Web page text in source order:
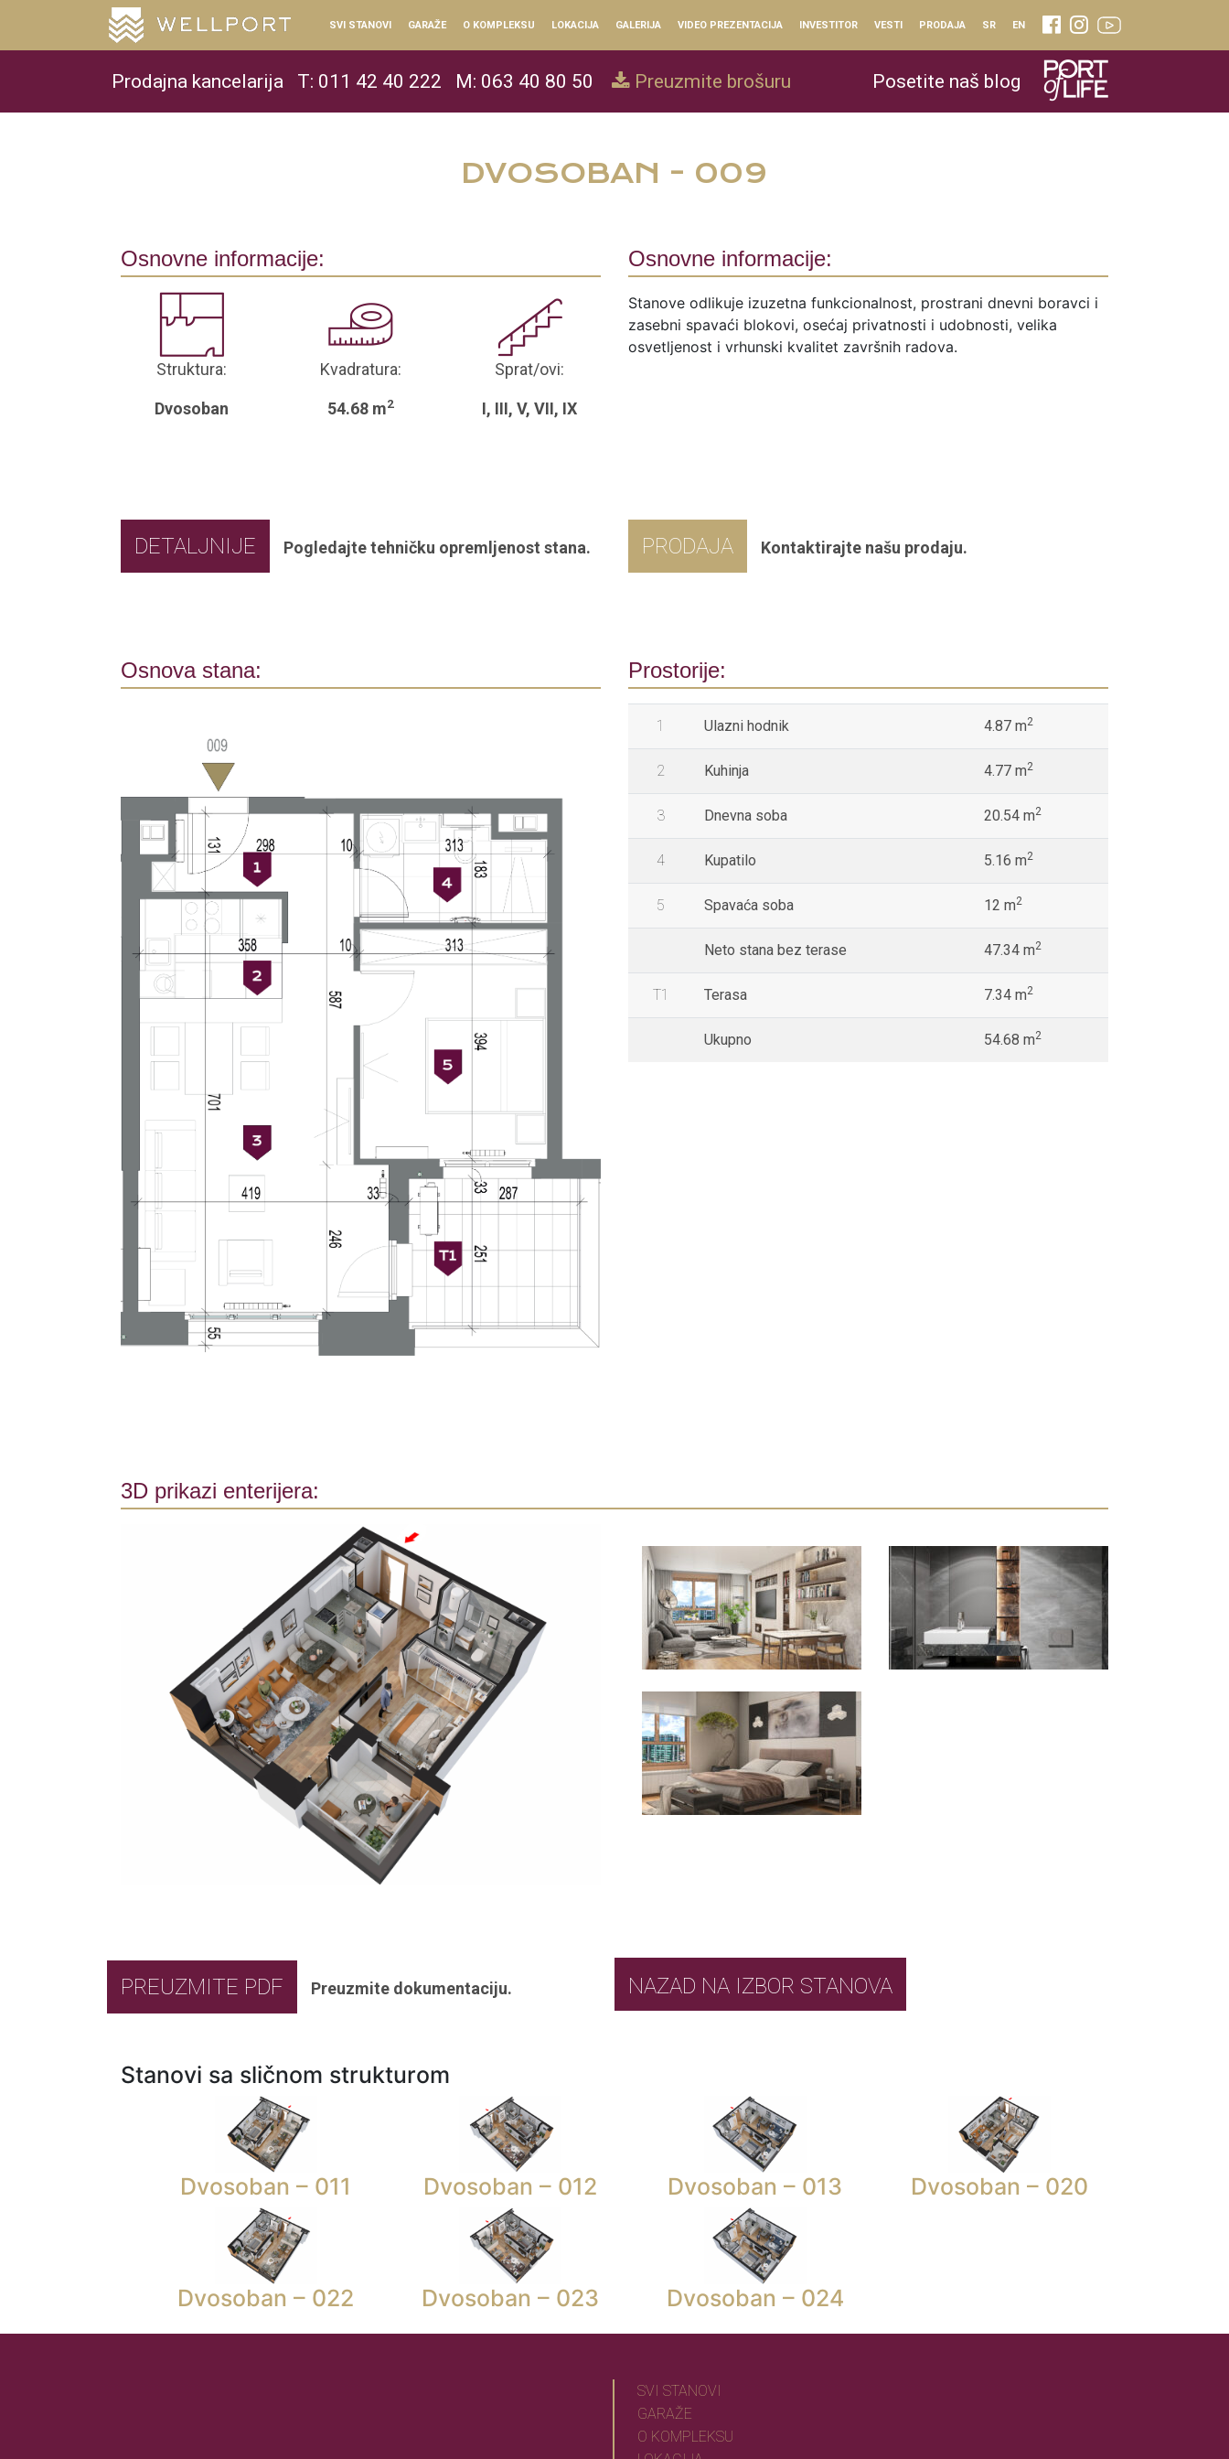
SVI STANOVI GARAŽE O KOMPLEKSU LOKACIJA GALERIJA VIDEO PREZENTACIJA INVESTITOR VESTI PRODAJA SR EN
Prodajna kancelarija T: 011 42 40 222 M: 063 40 80 50 Preuzmite brošuru Posetite naš blog
DVOSOBAN - 009
Osnovne informacije:
Struktura:
Dvosoban
Kvadratura:
54.68 m2
Sprat/ovi:
I, III, V, VII, IX
DETALJNIJE Pogledajte tehničku opremljenost stana.
Osnovne informacije:
Stanove odlikuje izuzetna funkcionalnost, prostrani dnevni boravci i
zasebni spavaći blokovi, osećaj privatnosti i udobnosti, velika
osvetljenost i vrhunski kvalitet završnih radova.
PRODAJA Kontaktirajte našu prodaju.
Osnova stana: Prostorije:
1 Ulazni hodnik 4.87 m2
2 Kuhinja 4.77 m2
3 Dnevna soba 20.54 m2
4 Kupatilo 5.16 m2
5 Spavaća soba 12 m2
Neto stana bez terase 47.34 m2
T1 Terasa 7.34 m2
Ukupno 54.68 m2
3D prikazi enterijera:
PREUZMITE PDF Preuzmite dokumentaciju. NAZAD NA IZBOR STANOVA
Stanovi sa sličnom strukturom
Dvosoban – 011 Dvosoban – 012 Dvosoban – 013 Dvosoban – 020
Dvosoban – 022 Dvosoban – 023 Dvosoban – 024
SVI STANOVI
GARAŽE
O KOMPLEKSU